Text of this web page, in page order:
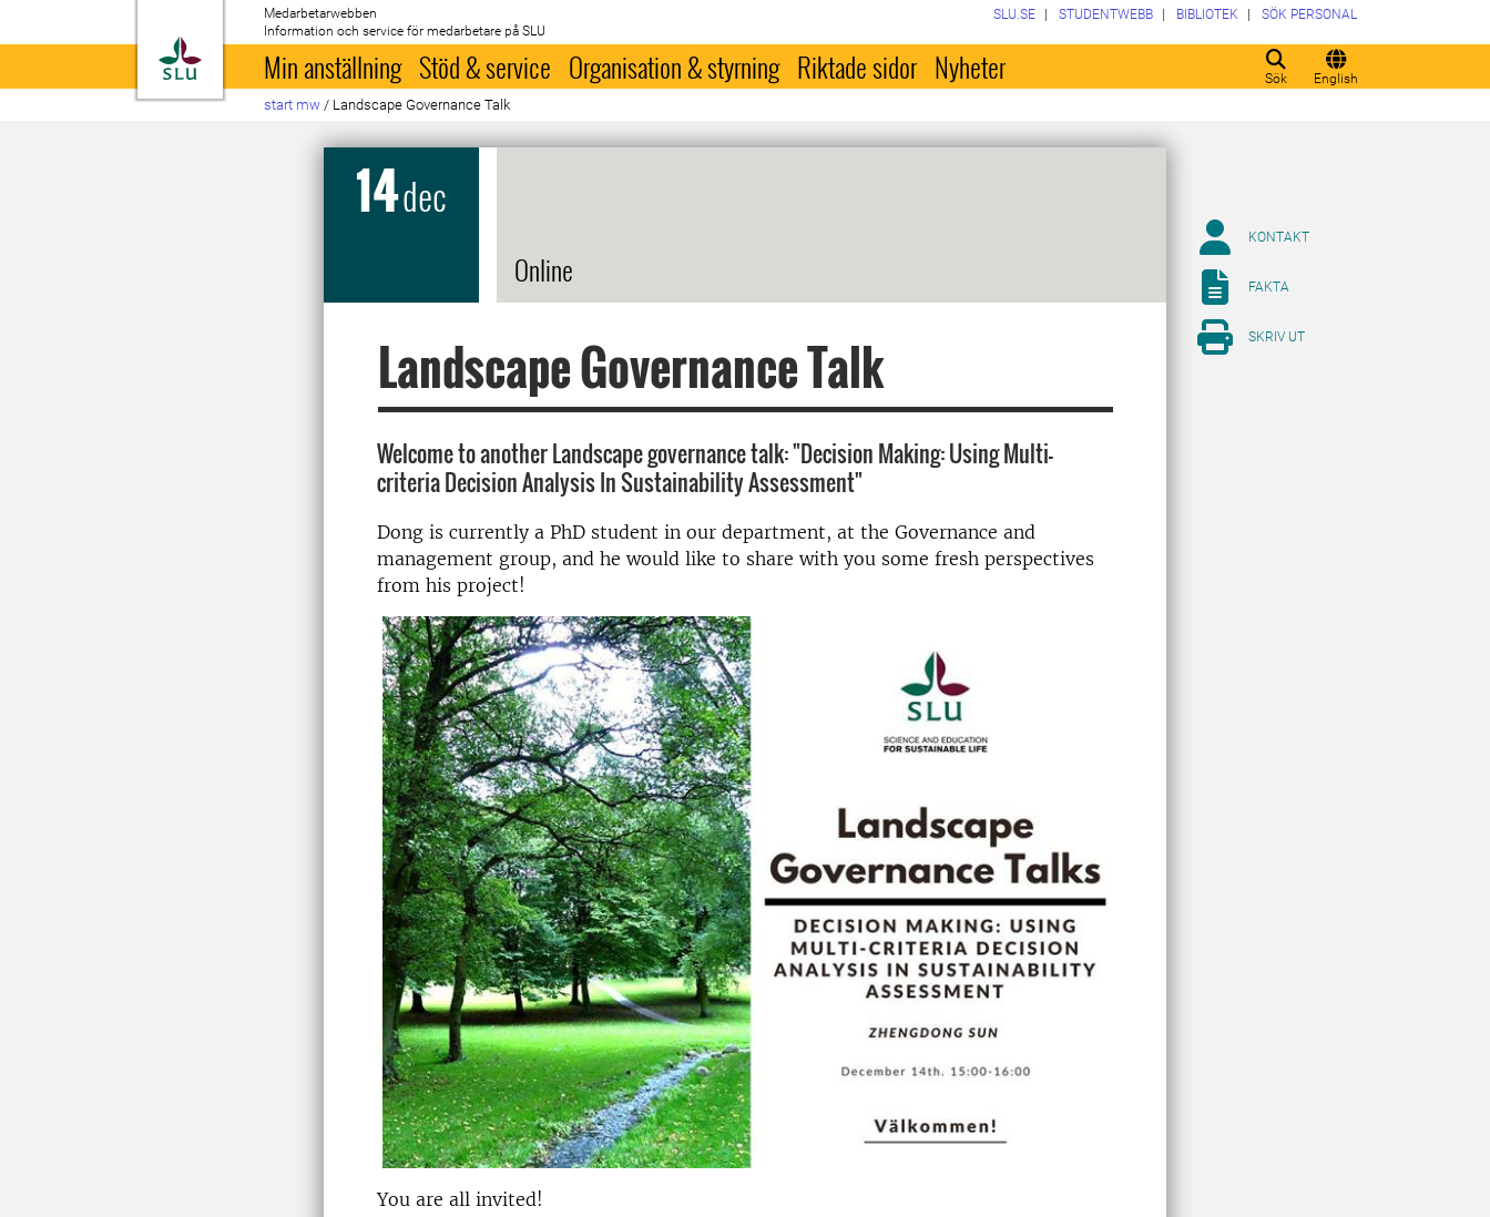
Till startsida
Medarbetarwebben
Information och service för medarbetare på SLU
Sök English
SLU.SE STUDENTWEBB BIBLIOTEK SÖK PERSONAL
Min anställning Stöd & service Organisation & styrning Riktade sidor Nyheter
start mw / Landscape Governance Talk
14dec
Online
Landscape Governance Talk
Welcome to another Landscape governance talk: "Decision Making: Using Multi-
criteria Decision Analysis In Sustainability Assessment"
Dong is currently a PhD student in our department, at the Governance and
management group, and he would like to share with you some fresh perspectives
from his project!
You are all invited!
KONTAKT
FAKTA
SKRIV UT